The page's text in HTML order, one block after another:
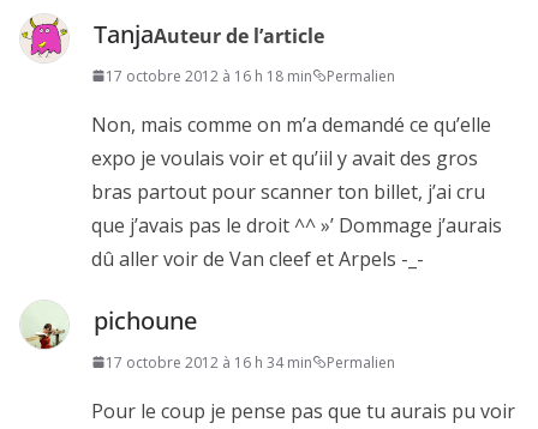
TanjaAuteur de l’article
17 octobre 2012 à 16 h 18 min Permalien
Non, mais comme on m’a demandé ce qu’elle
expo je voulais voir et qu’iil y avait des gros
bras partout pour scanner ton billet, j’ai cru
que j’avais pas le droit ^^ »’ Dommage j’aurais
dû aller voir de Van cleef et Arpels -_-
pichoune
17 octobre 2012 à 16 h 34 min Permalien
Pour le coup je pense pas que tu aurais pu voir